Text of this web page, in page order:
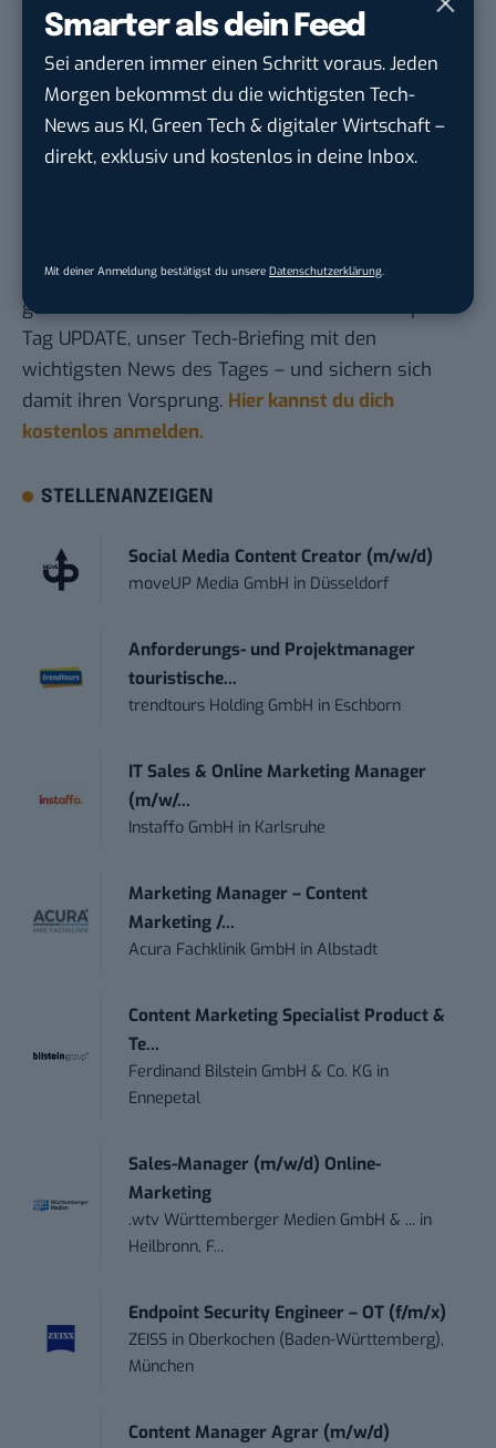
Smarter als dein Feed
Sei anderen immer einen Schritt voraus. Jeden
Morgen bekommst du die wichtigsten Tech-
News aus KI, Green Tech & digitaler Wirtschaft –
direkt, exklusiv und kostenlos in deine Inbox.
Mit deiner Anmeldung bestätigst du unsere Datenschutzerklärung
Mercedes, VW, BMW: Ruhet in Frieden!
Das sind die 10 beliebtesten Autos in deutschen
Städten
So funktioniert Uber Eats
Keysurance: Tausche Daten gegen Deals
KI, Green Tech und die Tech-Themen von Morgen
geht? Über 12.000 smarte Leser bekommen jeden
Tag UPDATE, unser Tech-Briefing mit den
wichtigsten News des Tages – und sichern sich
damit ihren Vorsprung. Hier kannst du dich
kostenlos anmelden.
STELLENANZEIGEN
Social Media Content Creator (m/w/d)
moveUP Media GmbH in Düsseldorf
Anforderungs- und Projektmanager
touristische...
trendtours Holding GmbH in Eschborn
IT Sales & Online Marketing Manager
(m/w/...
Instaffo GmbH in Karlsruhe
Marketing Manager – Content
Marketing /...
Acura Fachklinik GmbH inAlbstadt
Content Marketing Specialist Product &
Te...
Ferdinand Bilstein GmbH & Co. KG in
Ennepetal
Sales-Manager (m/w/d) Online-
Marketing
.wtv Württemberger Medien GmbH & ... in
Heilbronn, F...
Endpoint Security Engineer – OT (f/m/x)
ZEISS in Oberkochen (Baden-Württemberg),
München
Content Manager Agrar (m/w/d)